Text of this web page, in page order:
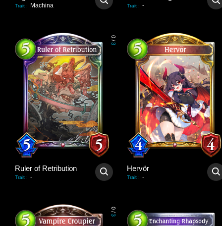
Trait : Machina Trait : -
0
/
3
Ruler of Retribution
Trait : -
Hervör
Trait : -
0
/
3